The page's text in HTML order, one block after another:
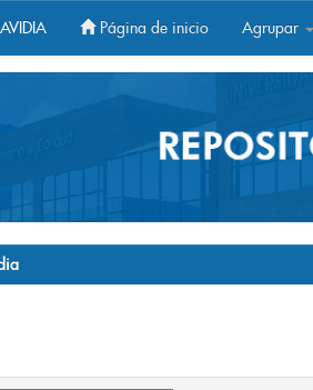
Página de inicio Agrupar